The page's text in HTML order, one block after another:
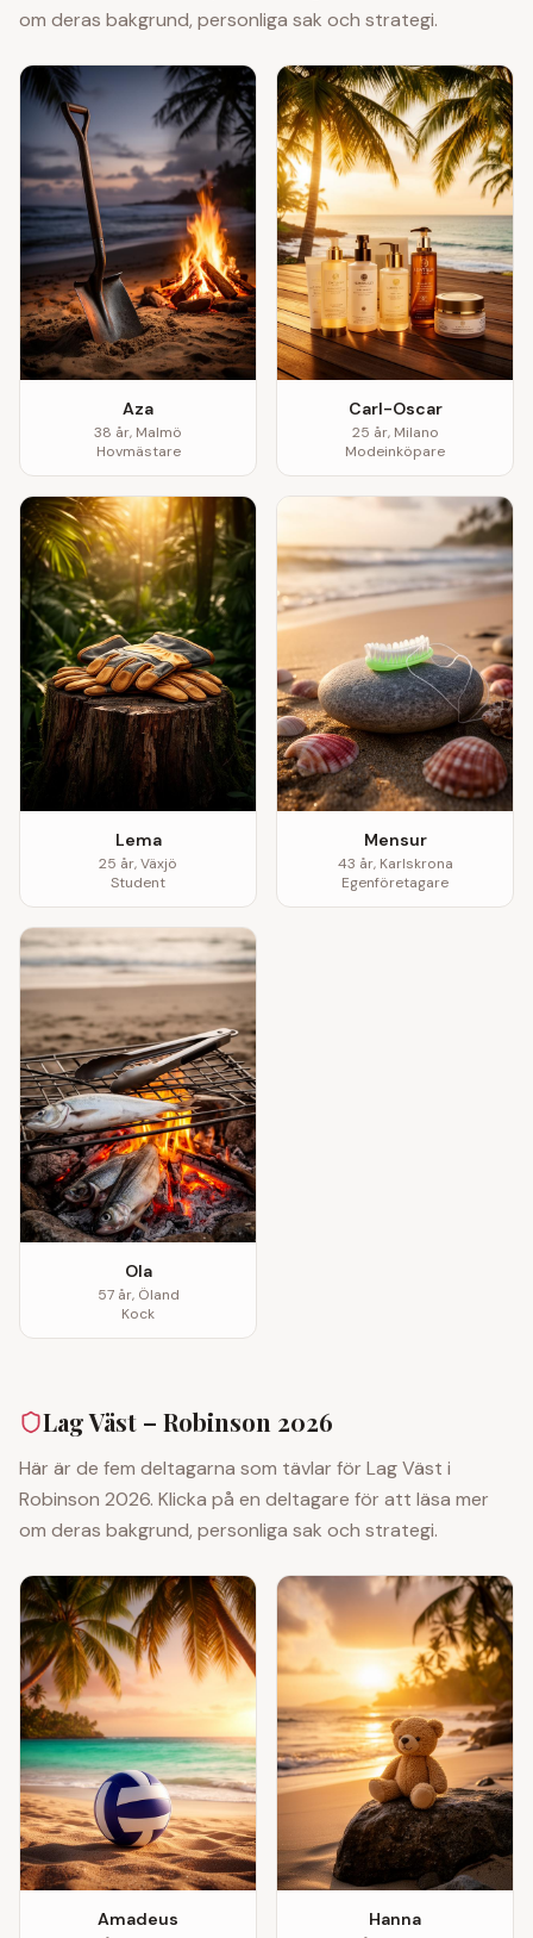
om deras bakgrund, personliga sak och strategi.
Aza
38 år, Malmö
Hovmästare
Carl-Oscar
25 år, Milano
Modeinköpare
Lema
25 år,Växjö
Student
Mensur
43 år, Karlskrona
Egenföretagare
Ola
57år, Öland
Kock
Lag Väst – Robinson 2026
Här är de fem deltagarna som tävlar för Lag Väst i
Robinson 2026. Klicka på en deltagare för att läsa mer
om deras bakgrund, personliga sak och strategi.
Amadeus Hanna